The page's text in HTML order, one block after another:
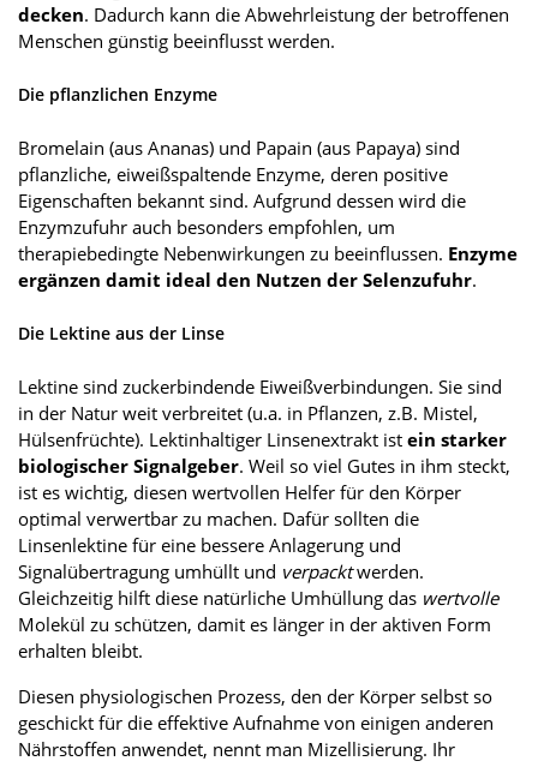
decken. Dadurch kann die Abwehrleistung der betroffenen
Menschen günstig beeinflusst werden.
Die pflanzlichen Enzyme
Bromelain (aus Ananas) und Papain (aus Papaya) sind
pflanzliche, eiweißspaltende Enzyme, deren positive
Eigenschaften bekannt sind. Aufgrund dessen wird die
Enzymzufuhr auch besonders empfohlen, um
therapiebedingte Nebenwirkungen zu beeinflussen. Enzyme
ergänzen damit ideal den Nutzen der Selenzufuhr.
Die Lektine aus der Linse
Lektine sind zuckerbindende Eiweißverbindungen. Sie sind
in der Natur weit verbreitet (u.a. in Pflanzen, z.B. Mistel,
Hülsenfrüchte). Lektinhaltiger Linsenextrakt ist ein starker
biologischer Signalgeber. Weil so viel Gutes in ihm steckt,
ist es wichtig, diesen wertvollen Helfer für den Körper
optimal verwertbar zu machen. Dafür sollten die
Linsenlektine für eine bessere Anlagerung und
Signalübertragung umhüllt und verpacktwerden.
Gleichzeitig hilft diese natürliche Umhüllung das wertvolle
Molekül zu schützen, damit es länger in der aktiven Form
erhalten bleibt.
Diesen physiologischen Prozess, den der Körper selbst so
geschickt für die effektive Aufnahme von einigen anderen
Nährstoffen anwendet, nennt man Mizellisierung. Ihr